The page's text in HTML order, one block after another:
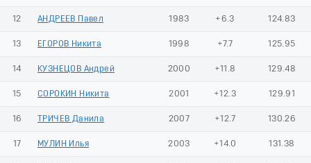
12 АНДРЕЕВ Павел 1983 +6.3 124.83
13 ЕГОРОВ Никита 1998 +7.7 125.95
14 КУЗНЕЦОВ Андрей 2000 +11.8 129.48
15 СОРОКИН Никита 2001 +12.3 129.91
16 ТРИЧЕВ Данила 2007 +12.7 130.26
17 МУЛИН Илья 2003 +14.0 131.38